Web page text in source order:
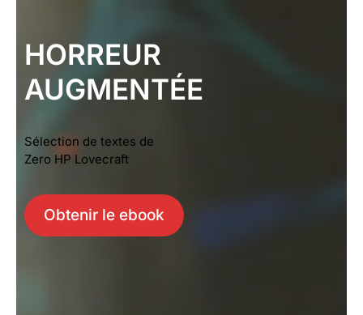
HORREUR
AUGMENTÉE
Sélection de textes de
Zero HP Lovecraft
Obtenir le ebook